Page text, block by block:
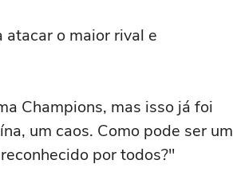
o maior rival e
Champions, mas isso já foi
um caos. Como pode ser um
por todos?"